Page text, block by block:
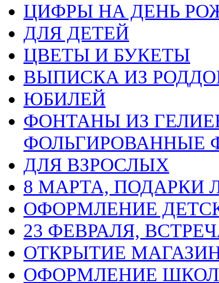
ЦИФРЫ НА ДЕНЬ
ДЛЯ ДЕТЕЙ
ЦВЕТЫ И БУКЕТЫ
ВЫПИСКА ИЗ
ЮБИЛЕЙ
ФОНТАНЫ ИЗ
ФОЛЬГИРОВАННЫЕ
ДЛЯ ВЗРОСЛЫХ
8 МАРТА,
ОФОРМЛЕНИЕ
23 ФЕВРАЛЯ,
ОТКРЫТИЕ
ОФОРМЛЕНИЕ